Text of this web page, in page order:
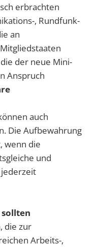
erbrachten
, Rundfunk-
an
der neue Mini-
Anspruch
auch
Die Aufbewahrung
wenn die
und
sollten
die zur
Arbeits-,